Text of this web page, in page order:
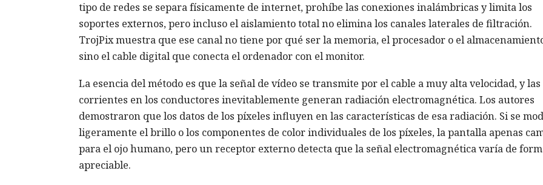
tipo de redes se separa físicamente de internet, prohíbe las conexiones inalámbricas y limita los
soportes externos, pero incluso el aislamiento total no elimina los canales laterales de filtración.
TrojPix muestra que ese canal no tiene por qué ser la memoria, el procesador o el
sino el cable digital que conecta el ordenador con el monitor.
La esencia del método es que la señal de vídeo se transmite por el cable a muy alta velocidad, y las
corrientes en los conductores inevitablemente generan radiación electromagnética. Los autores
demostraron que los datos de los píxeles influyen en las características de esa radiación. Si se
ligeramente el brillo o los componentes de color individuales de los píxeles, la pantalla apenas
para el ojo humano, pero un receptor externo detecta que la señal electromagnética varía de
apreciable.